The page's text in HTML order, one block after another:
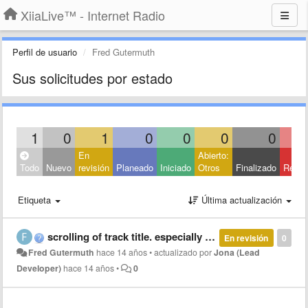
XiiaLive™ - Internet Radio
Perfil de usuario Fred Gutermuth
Sus solicitudes por estado
1 0 1 0 0 0 0
Todo Nuevo
En
revisión Planeado Iniciado
Abierto:
Otros
Finalizado
Etiqueta Última actualización
0
En revisión
scrolling of track title. especially in landscape mode.
Fred Gutermuth hace 14 años•actualizado porJona (Lead
Developer) hace 14 años• 0